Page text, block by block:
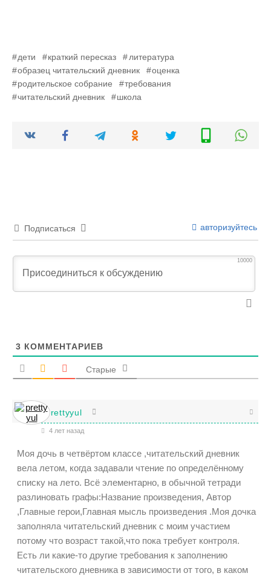
дети краткий пересказ
литература
образец читательский дневник
оценка
родительское собрание
требования
читательский дневник
школа
Подписаться авторизуйтесь
10000
3 КОММЕНТАРИЕВ
Старые
prettyyul
4 лет назад
Моя дочь в четвёртом классе ,читательский дневник
вела летом, когда задавали чтение по определённому
списку на лето. Всё элементарно, в обычной тетради
разлиновать графы:Название произведения, Автор
,Главные герои,Главная мысль произведения .Моя дочка
заполняла читательский дневник с моим участием
потому что возраст такой,что пока требует контроля.
Есть ли какие-то другие требования к заполнению
читательского дневника в зависимости от того, в каком